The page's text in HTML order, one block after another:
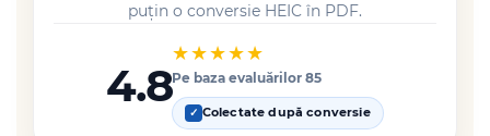
puțin o conversie HEIC în PDF.
4.8
★★★★★
Pe baza evaluărilor 85
✓ Colectate după conversie